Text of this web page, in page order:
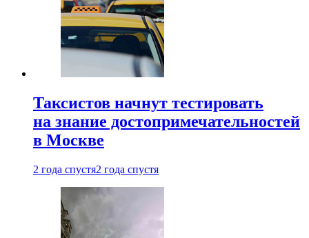
Таксистов начнут тестировать
на знание достопримечательностей
в Москве
2 года спустя2 года спустя